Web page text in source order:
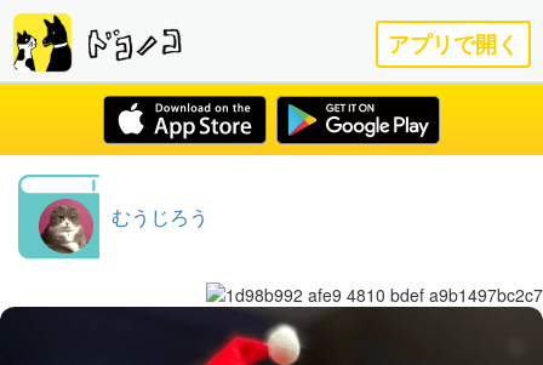
アプリで開く
むうじろう